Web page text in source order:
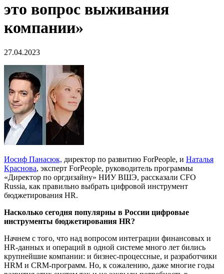
это вопрос выживания
компании»
27.04.2023
Иосиф Панасюк, директор по развитию ForPeople, и Наталья
Краснова, эксперт ForPeople, руководитель программы
«Директор по оргдизайну» НИУ ВШЭ, рассказали CFO
Russia, как правильно выбрать цифровой инструмент
бюджетирования HR.
Насколько сегодня популярны в России цифровые
инструменты бюджетирования HR?
Начнем с того, что над вопросом интеграции финансовых и
HR-данных и операций в одной системе много лет бились
крупнейшие компании: и бизнес-процессные, и разработчики
HRM и CRM-программ. Но, к сожалению, даже многие годы